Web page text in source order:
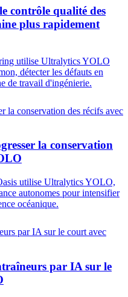
contrôle qualité des
plus rapidement
utilise Ultralytics YOLO
détecter les défauts en
de travail d'ingénierie.
la conservation
utilise Ultralytics YOLO,
autonomes pour intensifier
océanique.
par IA sur le